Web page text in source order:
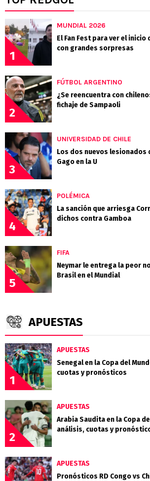
1
MUNDIAL 2026
El Fan Fest para ver el inicio
con grandes sorpresas
2
FÚTBOL ARGENTINO
¿Se reencuentra con
fichaje de Sampaoli
3
UNIVERSIDAD DE CHILE
Los dos nuevos lesionados
Gago en la U
4
POLÉMICA
La sanción que arriesga
dichos contra Gamboa
5
FIFA
Neymar le entrega la peor
Brasil en el Mundial
APUESTAS
1
APUESTAS
Senegal en la Copa del
cuotas y pronósticos
2
APUESTAS
Arabia Saudita en la Copa
análisis, cuotas y
APUESTAS
Pronósticos RD Congo vs